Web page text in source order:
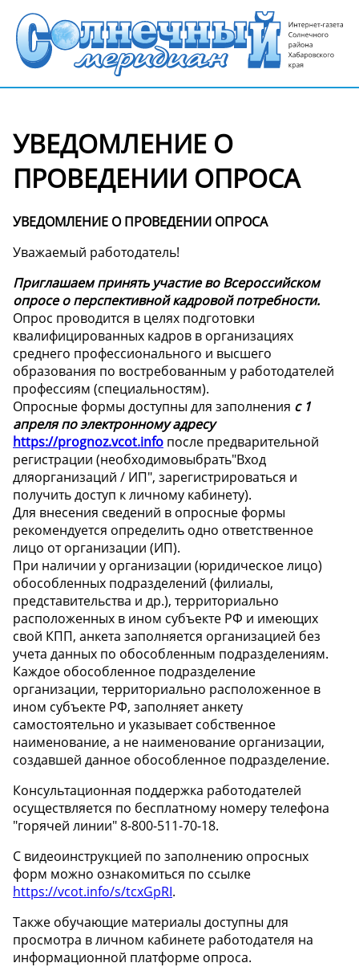
УВЕДОМЛЕНИЕ О
ПРОВЕДЕНИИ ОПРОСА
УВЕДОМЛЕНИЕ О ПРОВЕДЕНИИ ОПРОСА
Уважаемый работодатель!
Приглашаем принять участие во Всероссийском
опросе о перспективной кадровой потребности.
Опрос проводится в целях подготовки
квалифицированных кадров в организациях
среднего профессионального и высшего
образования по востребованным у работодателей
профессиям (специальностям).
Опросные формы доступны для заполнения с 1
апреля по электронному адресу
https://prognoz.vcot.info после предварительной
регистрации (необходимовыбрать"Вход
дляорганизаций / ИП", зарегистрироваться и
получить доступ к личному кабинету).
Для внесения сведений в опросные формы
рекомендуется определить одно ответственное
лицо от организации (ИП).
При наличии у организации (юридическое лицо)
обособленных подразделений (филиалы,
представительства и др.), территориально
расположенных в ином субъекте РФ и имеющих
свой КПП, анкета заполняется организацией без
учета данных по обособленным подразделениям.
Каждое обособленное подразделение
организации, территориально расположенное в
ином субъекте РФ, заполняет анкету
самостоятельно и указывает собственное
наименование, а не наименование организации,
создавшей данное обособленное подразделение.
Консультационная поддержка работодателей
осуществляется по бесплатному номеру телефона
"горячей линии" 8-800-511-70-18.
С видеоинструкцией по заполнению опросных
форм можно ознакомиться по ссылке
https://vcot.info/s/tcxGpRI.
Также обучающие материалы доступны для
просмотра в личном кабинете работодателя на
информационной платформе опроса.